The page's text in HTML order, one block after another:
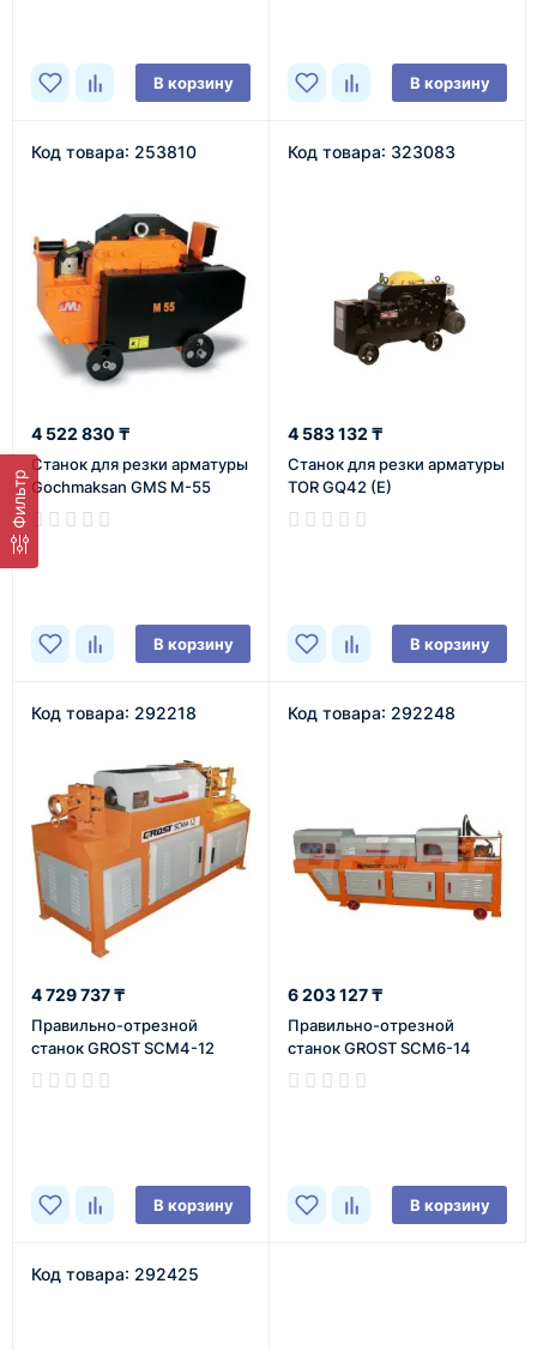
Фильтр
В корзину В корзину
Код товара: 253810
4 522 830 ₸
Станок для резки арматуры
Gochmaksan GMS M-55
В корзину
Код товара: 323083
4 583 132 ₸
Станок для резки арматуры
TOR GQ42 (E)
В корзину
Код товара: 292218
4 729 737 ₸
Правильно-отрезной
станок GROST SCM4-12
В корзину
Код товара: 292248
6 203 127 ₸
Правильно-отрезной
станок GROST SCM6-14
В корзину
Код товара: 292425